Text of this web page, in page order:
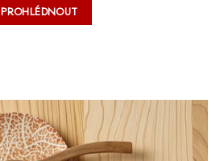
PROHLÉDNOUT